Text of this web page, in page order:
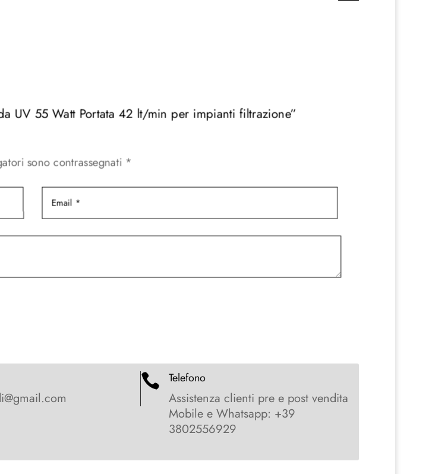
UV 55 Watt Portata 42 lt/min per impianti filtrazione”
sono contrassegnati *
 Telefono
Assistenza clienti pre e post vendita
Mobile e Whatsapp: +39
3802556929